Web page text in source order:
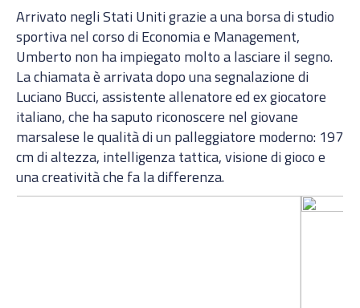
Arrivato negli Stati Uniti grazie a una borsa di studio
sportiva nel corso di Economia e Management,
Umberto non ha impiegato molto a lasciare il segno.
La chiamata è arrivata dopo una segnalazione di
Luciano Bucci, assistente allenatore ed ex giocatore
italiano, che ha saputo riconoscere nel giovane
marsalese le qualità di un palleggiatore moderno: 197
cm di altezza, intelligenza tattica, visione di gioco e
una creatività che fa la differenza.